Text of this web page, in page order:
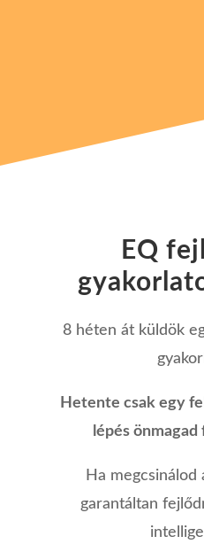
EQ
8 héten át küldök
Hetente csak egy
lépés
Ha megcsinálod
garantáltan